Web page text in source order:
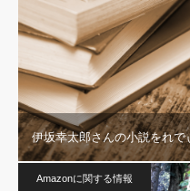
伊坂幸太郎さんの小説をれ
Amazonに関する情報